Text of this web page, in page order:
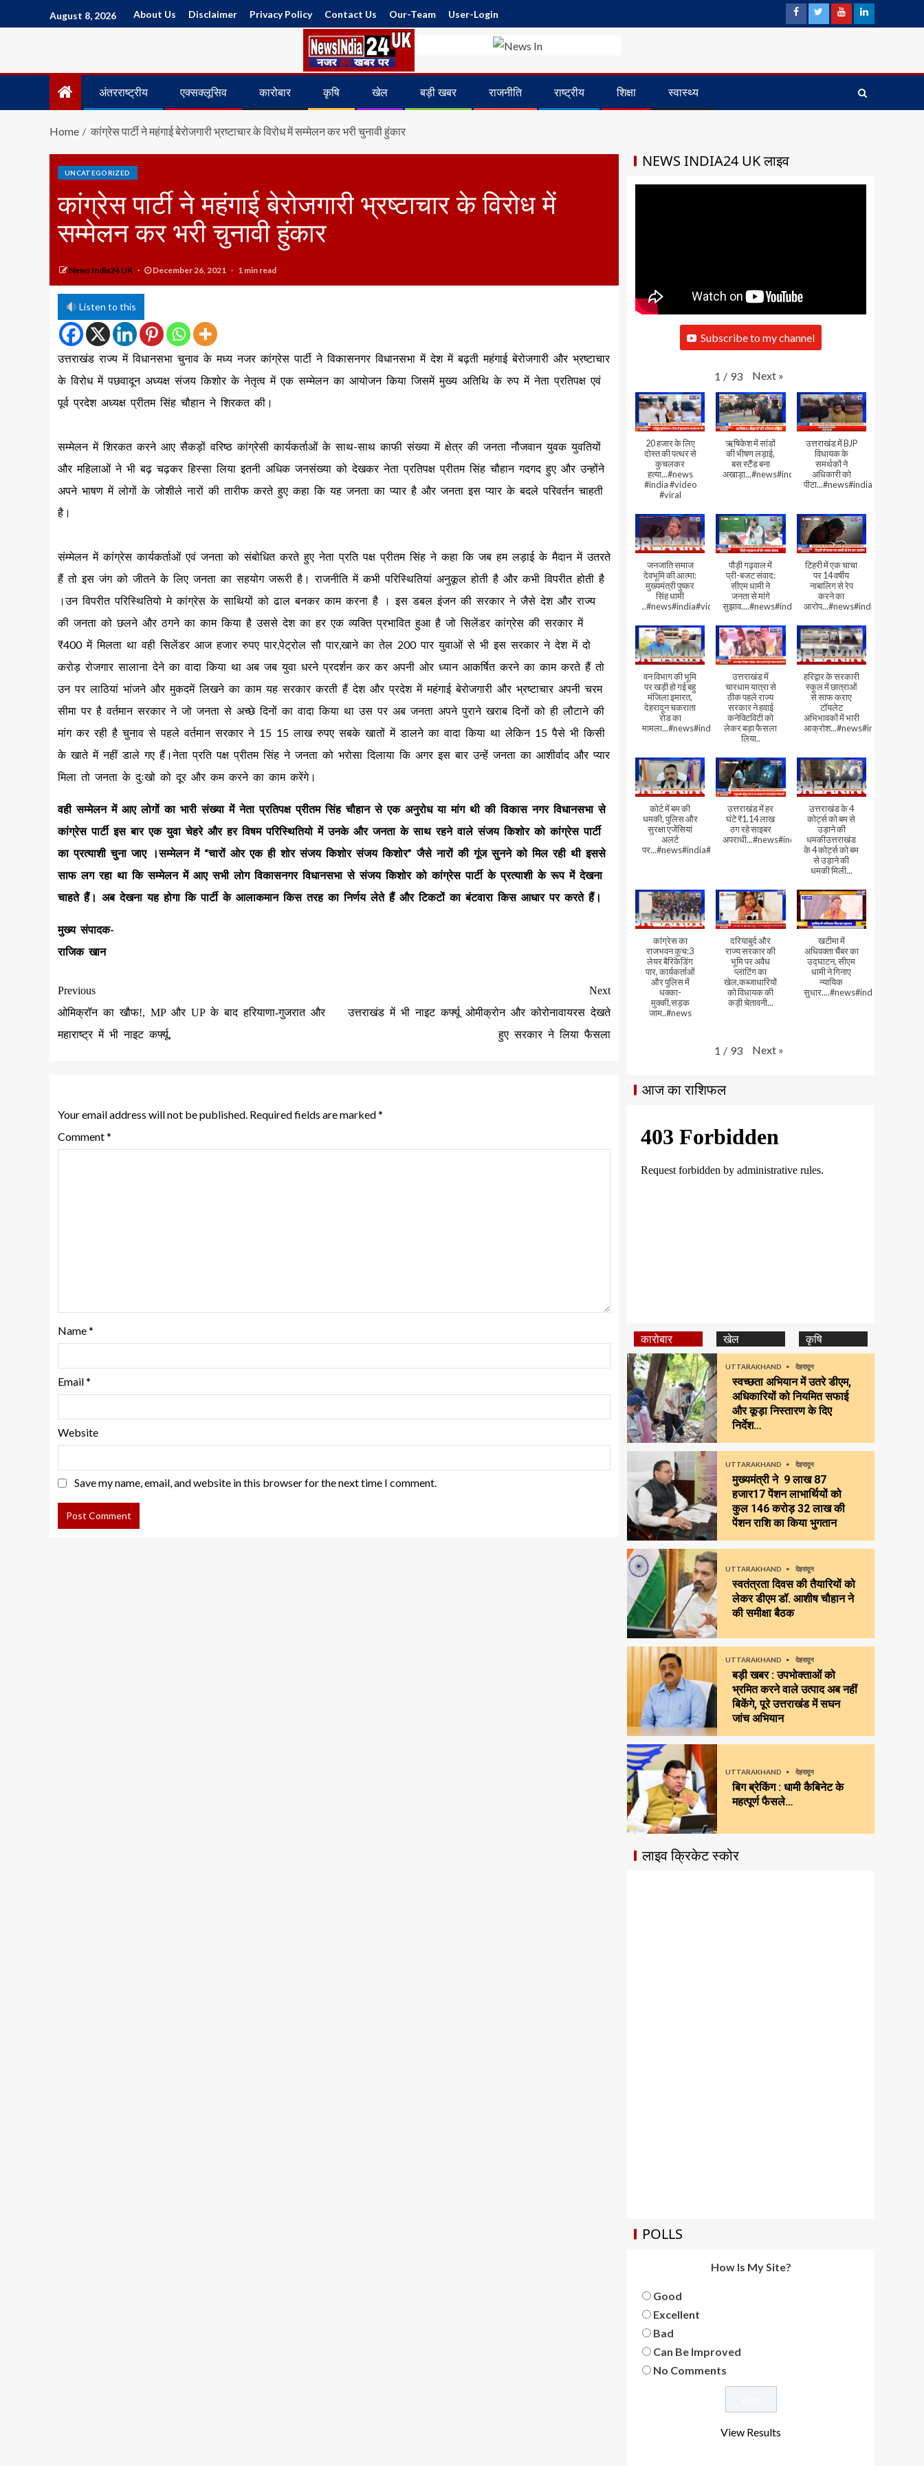
August 8, 2026 About Us Disclaimer Privacy Policy Contact Us Our-Team User-Login
अंतरराष्ट्रीय एक्सक्लूसिव कारोबार कृषि खेल बड़ी खबर राजनीति राष्ट्रीय शिक्षा स्वास्थ्य
Home कांग्रेस पार्टी ने महंगाई बेरोजगारी भ्रष्टाचार के विरोध में सम्मेलन कर भरी चुनावी हुंकार
UNCATEGORIZED
कांग्रेस पार्टी ने महंगाई बेरोजगारी भ्रष्टाचार के विरोध में
सम्मेलन कर भरी चुनावी हुंकार
News India24 UK December 26, 2021 1 min read
Listen to this
उत्तराखंड राज्य में विधानसभा चुनाव के मध्य नजर कांग्रेस पार्टी ने विकासनगर विधानसभा में देश में बढ़ती महंगाई बेरोजगारी और भ्रष्टाचार
के विरोध में पछवादून अध्यक्ष संजय किशोर के नेतृत्व में एक सम्मेलन का आयोजन किया जिसमें मुख्य अतिथि के रुप में नेता प्रतिपक्ष एवं
पूर्व प्रदेश अध्यक्ष प्रीतम सिंह चौहान ने शिरकत की।
सम्मेलन में शिरकत करने आए सैकड़ों वरिष्ठ कांग्रेसी कार्यकर्ताओं के साथ-साथ काफी संख्या में क्षेत्र की जनता नौजवान युवक युवतियों
और महिलाओं ने भी बढ़ चढ़कर हिस्सा लिया इतनी अधिक जनसंख्या को देखकर नेता प्रतिपक्ष प्रीतम सिंह चौहान गदगद हुए और उन्होंने
अपने भाषण में लोगों के जोशीले नारों की तारीफ करते हुए कहा कि यह जनता का प्यार है और जनता इस प्यार के बदले परिवर्तन चाहती
है।
संम्मेलन में कांग्रेस कार्यकर्ताओं एवं जनता को संबोधित करते हुए नेता प्रति पक्ष प्रीतम सिंह ने कहा कि जब हम लड़ाई के मैदान में उतरते
हैं तो इस जंग को जीतने के लिए जनता का सहयोग जरूरी है। राजनीति में कभी परिस्थितियां अनुकूल होती है और कभी विपरीत होती है
।उन विपरीत परिस्थितियो मे कांग्रेस के साथियों को ढाल बनकर काम करना है । इस डबल इंजन की सरकार ने जैसे देश और राज्य
की जनता को छलने और ठगने का काम किया है उससे देश का हर एक व्यक्ति प्रभावित हुआ है जो सिलेंडर कांग्रेस की सरकार में
₹400 में मिलता था वही सिलेंडर आज हजार रुपए पार,पेट्रोल सौ पार,खाने का तेल 200 पार युवाओं से भी इस सरकार ने देश में दो
करोड़ रोजगार सालाना देने का वादा किया था अब जब युवा धरने प्रदर्शन कर कर अपनी ओर ध्यान आकर्षित करने का काम करते हैं तो
उन पर लाठियां भांजने और मुकदमें लिखने का काम यह सरकार करती हैं देश और प्रदेश में महंगाई बेरोजगारी और भ्रष्टाचार अपनी चरम
सीमा पर है वर्तमान सरकार ने जो जनता से अच्छे दिनों का वादा किया था उस पर अब जनता अपने पुराने खराब दिनों को ही लौटाने की
मांग कर रही है चुनाव से पहले वर्तमान सरकार ने 15 15 लाख रुपए सबके खातों में डालने का वादा किया था लेकिन 15 पैसे भी किसी
के खाते में नहीं डाले गए हैं।नेता प्रति पक्ष प्रीतम सिंह ने जनता को भरोसा दिलाया कि अगर इस बार उन्हें जनता का आशीर्वाद और प्यार
मिला तो जनता के दुःखो को दूर और कम करने का काम करेंगे।
वही सम्मेलन में आए लोगों का भारी संख्या में नेता प्रतिपक्ष प्रीतम सिंह चौहान से एक अनुरोध या मांग थी की विकास नगर विधानसभा से
कांग्रेस पार्टी इस बार एक युवा चेहरे और हर विषम परिस्थितियो में उनके और जनता के साथ रहने वाले संजय किशोर को कांग्रेस पार्टी
का प्रत्याशी चुना जाए ।सम्मेलन में “चारों ओर एक ही शोर संजय किशोर संजय किशोर” जैसे नारों की गूंज सुनने को मिल रही थी इससे
साफ लग रहा था कि सम्मेलन में आए सभी लोग विकासनगर विधानसभा से संजय किशोर को कांग्रेस पार्टी के प्रत्याशी के रूप में देखना
चाहते हैं। अब देखना यह होगा कि पार्टी के आलाकमान किस तरह का निर्णय लेते हैं और टिकटों का बंटवारा किस आधार पर करते हैं।
मुख्य संपादक-
राजिक खान
Previous
ओमिक्रॉन का खौफ!, MP और UP के बाद हरियाणा-गुजरात और
महाराष्ट्र में भी नाइट कर्फ्यू,
Next
उत्तराखंड में भी नाइट कर्फ्यू ओमीक्रोन और कोरोनावायरस देखते
हुए सरकार ने लिया फैसला
Your email address will not be published. Required fields are marked*
Comment*
Name*
Email*
Website
Save my name, email, and website in this browser for the next time I comment.
NEWS INDIA24 UK लाइव
Subscribe to my channel
1 / 93 Next »
20 हजार के लिए
दोस्त की पत्थर से
कुचलकर
हत्या...#news
#india #video
#viral
ऋषिकेश में सांडों
की भीषण लड़ाई,
बस स्टैंड बना
अखाड़ा...#news#india#video#viral
उत्तराखंड में BJP
विधायक के
समर्थकों ने
अधिकारी को
पीटा...#news#india#video#viral
जनजाति समाज
देवभूमि की आत्मा:
मुख्यमंत्री पुष्कर
सिंह धामी
..#news#india#video#viral
पौड़ी गढ़वाल में
प्री-बजट संवाद:
सीएम धामी ने
जनता से मांगे
सुझाव....#news#india#video#viral
टिहरी में एक चाचा
पर 14 वर्षीय
नाबालिग से रेप
करने का
आरोप...#news#india#video
वन विभाग की भूमि
पर खड़ी हो गई बहु
मंजिला इमारत,
देहरादून चकराता
रोड का
मामला...#news#india#video
उत्तराखंड में
चारधाम यात्रा से
ठीक पहले राज्य
सरकार ने हवाई
कनेक्टिविटी को
लेकर बड़ा फैसला
लिया..
हरिद्वार के सरकारी
स्कूल में छात्राओं
से साफ कराए
टॉयलेट
अभिभावकों में भारी
आक्रोश...#news#india
कोर्ट में बम की
धमकी, पुलिस और
सुरक्षा एजेंसियां
अलर्ट
पर...#news#india#video#viral
उत्तराखंड में हर
घंटे ₹1.14 लाख
ठग रहे साइबर
अपराधी...#news#india#video#viral
उत्तराखंड के 4
कोर्ट्स को बम से
उड़ाने की
धमकीउत्तराखंड
के 4 कोर्ट्स को बम
से उड़ाने की
धमकी मिली...
कांग्रेस का
राजभवन कूच:3
लेयर बैरिकेडिंग
पार, कार्यकर्ताओं
और पुलिस में
धक्का-
मुक्की,सड़क
जाम..#news
दरियाबुर्द और
राज्य सरकार की
भूमि पर अवैध
प्लाटिंग का
खेल,कब्जाधारियों
को विधायक की
कड़ी चेतावनी...
खटीमा में
अधिवक्ता चैंबर का
उद्घाटन, सीएम
धामी ने गिनाए
न्यायिक
सुधार....#news#india#video
1 / 93 Next »
आज का राशिफल
कारोबार खेल कृषि
UTTARAKHAND देहरादून
स्वच्छता अभियान में उतरे डीएम,
अधिकारियों को नियमित सफाई
और कूड़ा निस्तारण के दिए
निर्देश…
UTTARAKHAND देहरादून
मुख्यमंत्री ने 9 लाख 87
हजार17 पेंशन लाभार्थियों को
कुल ₹146 करोड़ 32 लाख की
पेंशन राशि का किया भुगतान
UTTARAKHAND देहरादून
स्वतंत्रता दिवस की तैयारियों को
लेकर डीएम डॉ. आशीष चौहान ने
की समीक्षा बैठक
UTTARAKHAND देहरादून
बड़ी खबर : उपभोक्ताओं को
भ्रमित करने वाले उत्पाद अब नहीं
बिकेंगे, पूरे उत्तराखंड में सघन
जांच अभियान
UTTARAKHAND देहरादून
बिग ब्रेकिंग : धामी कैबिनेट के
महत्पूर्ण फैसले…
लाइव क्रिकेट स्कोर
POLLS
How Is My Site?
Good
Excellent
Bad
Can Be Improved
No Comments
View Results